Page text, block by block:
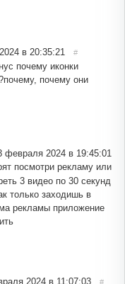
в 20:35:21 #
почему иконки
почему они
февраля 2024 в 19:45:01
посмотри рекламу или
3 видео по 30 секунд
только заходишь в
рекламы приложение
2024 в 11:07:03 #